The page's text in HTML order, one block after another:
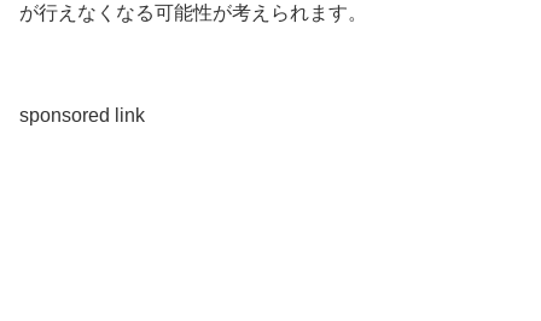
が行えなくなる可能性が考えられます。
sponsored link